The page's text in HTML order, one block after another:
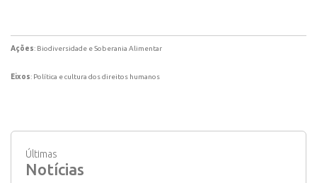
Ações: Biodiversidade e Soberania Alimentar
Eixos: Política e cultura dos direitos humanos
Últimas
Notícias